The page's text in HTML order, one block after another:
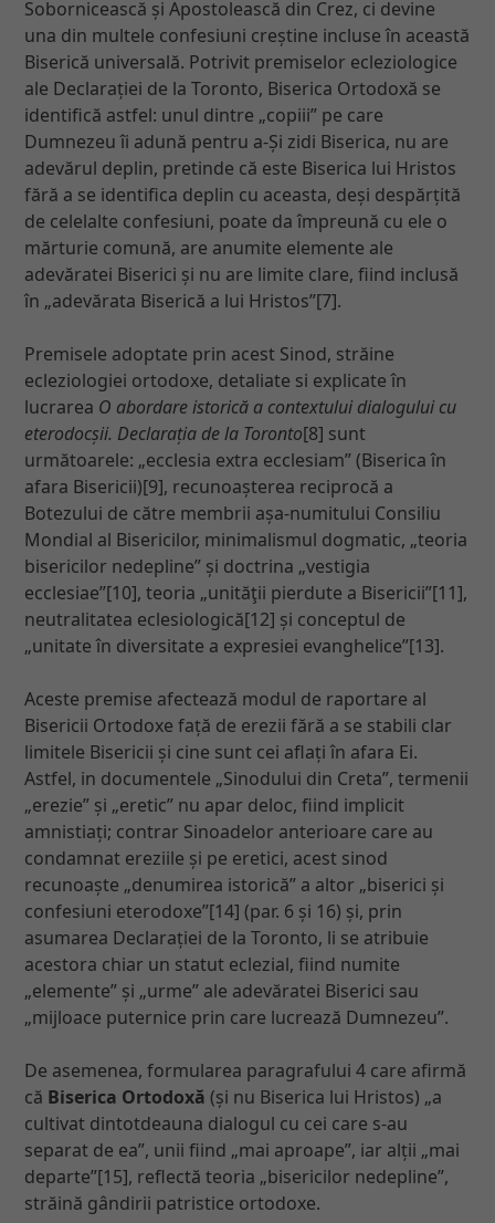
Sobornicească și Apostolească din Crez, ci devine
una din multele confesiuni creștine incluse în această
Biserică universală. Potrivit premiselor ecleziologice
ale Declarației de la Toronto, Biserica Ortodoxă se
identifică astfel: unul dintre „copiii” pe care
Dumnezeu îi adună pentru a-Și zidi Biserica, nu are
adevărul deplin, pretinde că este Biserica lui Hristos
fără a se identifica deplin cu aceasta, deși despărțită
de celelalte confesiuni, poate da împreună cu ele o
mărturie comună, are anumite elemente ale
adevăratei Biserici și nu are limite clare, fiind inclusă
în „adevărata Biserică a lui Hristos”[7].
Premisele adoptate prin acest Sinod, străine
ecleziologiei ortodoxe, detaliate si explicate în
lucrarea O abordare istorică a contextului dialogului cu
eterodocșii. Declarația de la Toronto[8] sunt
următoarele: „ecclesia extra ecclesiam” (Biserica în
afara Bisericii)[9], recunoașterea reciprocă a
Botezului de către membrii așa-numitului Consiliu
Mondial al Bisericilor, minimalismul dogmatic, „teoria
bisericilor nedepline” și doctrina „vestigia
ecclesiae”[10], teoria „unităţii pierdute a Bisericii”[11],
neutralitatea eclesiologică[12] și conceptul de
„unitate în diversitate a expresiei evanghelice”[13].
Aceste premise afectează modul de raportare al
Bisericii Ortodoxe față de erezii fără a se stabili clar
limitele Bisericii și cine sunt cei aflați în afara Ei.
Astfel, in documentele „Sinodului din Creta”, termenii
„erezie” și „eretic” nu apar deloc, fiind implicit
amnistiați; contrar Sinoadelor anterioare care au
condamnat ereziile și pe eretici, acest sinod
recunoaște „denumirea istorică” a altor „biserici și
confesiuni eterodoxe”[14] (par. 6 și 16) și, prin
asumarea Declarației de la Toronto, li se atribuie
acestora chiar un statut eclezial, fiind numite
„elemente” și „urme” ale adevăratei Biserici sau
„mijloace puternice prin care lucrează Dumnezeu”.
De asemenea, formularea paragrafului 4 care afirmă
că Biserica Ortodoxă (și nu Biserica lui Hristos) „a
cultivat dintotdeauna dialogul cu cei care s-au
separat de ea”, unii fiind „mai aproape”, iar alții „mai
departe”[15], reflectă teoria „bisericilor nedepline”,
străină gândirii patristice ortodoxe.